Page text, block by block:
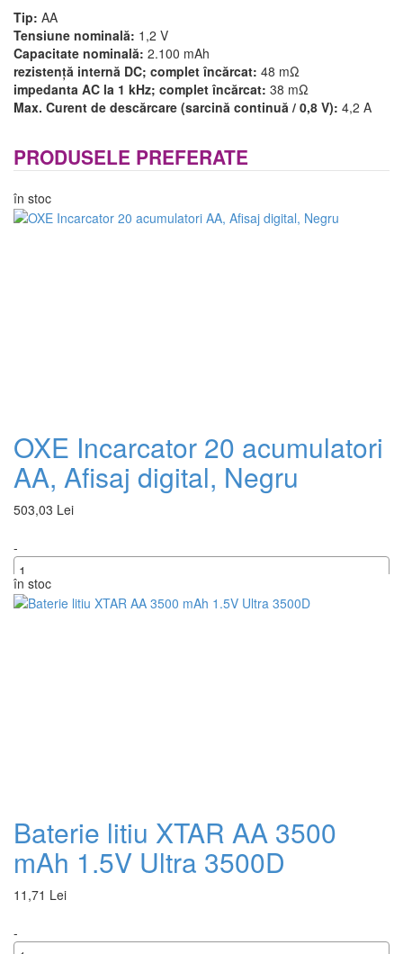
Tip: AA
Tensiune nominală: 1,2 V
Capacitate nominală: 2.100 mAh
rezistență internă DC; complet încărcat: 48 mΩ
impedanta AC la 1 kHz; complet încărcat: 38 mΩ
Max. Curent de descărcare (sarcină continuă / 0,8 V): 4,2 A
PRODUSELE PREFERATE
în stoc
OXE Incarcator 20 acumulatori
AA, Afisaj digital, Negru
503,03 Lei
-
+
în stoc
Baterie litiu XTAR AA 3500
mAh 1.5V Ultra 3500D
11,71 Lei
-